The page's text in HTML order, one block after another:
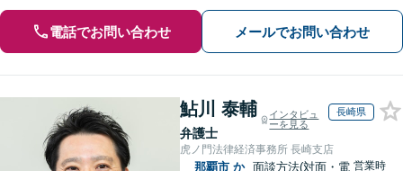
電話でお問い合わせ メールでお問い合わせ
鮎川 泰輔
弁護士
インタビュ
ーを見る
長崎県
虎ノ門法律経済事務所 長崎支店
那覇市 か 面談方法(対面・電 営業時